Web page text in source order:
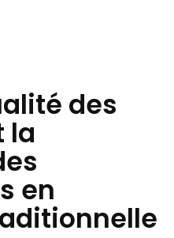
des
la
en